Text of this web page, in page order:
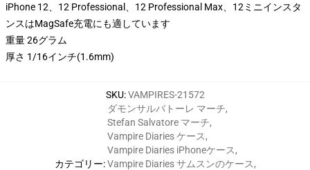
iPhone 12、12 Professional、12 Professional Max、12ミニインスタ
ンスはMagSafe充電にも適しています
重量 26グラム
厚さ 1/16インチ(1.6mm)
SKU:VAMPIRES-21572
カテゴリー:
ダモンサルバトーレ マーチ,
Stefan Salvatore マーチ,
Vampire Diaries ケース,
Vampire Diaries iPhoneケース,
Vampire Diaries サムスンのケース,